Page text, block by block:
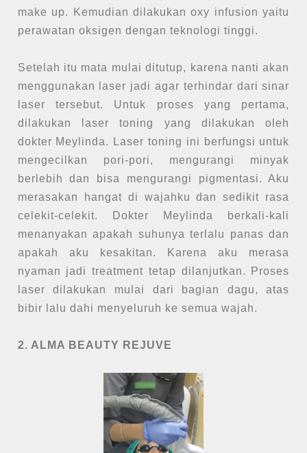
make up. Kemudian dilakukan oxy infusion yaitu
perawatan oksigen dengan teknologi tinggi.
Setelah itu mata mulai ditutup, karena nanti akan
menggunakan laser jadi agar terhindar dari sinar
laser tersebut. Untuk proses yang pertama,
dilakukan laser toning yang dilakukan oleh
dokter Meylinda. Laser toning ini berfungsi untuk
mengecilkan pori-pori, mengurangi minyak
berlebih dan bisa mengurangi pigmentasi. Aku
merasakan hangat di wajahku dan sedikit rasa
celekit-celekit. Dokter Meylinda berkali-kali
menanyakan apakah suhunya terlalu panas dan
apakah aku kesakitan. Karena aku merasa
nyaman jadi treatment tetap dilanjutkan. Proses
laser dilakukan mulai dari bagian dagu, atas
bibir lalu dahi menyeluruh ke semua wajah.
2. ALMA BEAUTY REJUVE